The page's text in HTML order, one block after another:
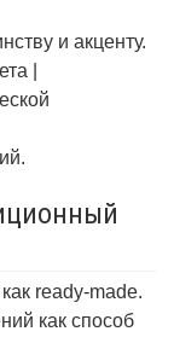
и акценту.
|
ready-made.
как способ